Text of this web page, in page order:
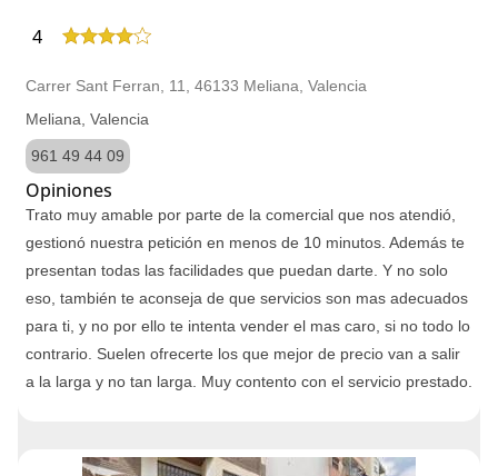
4
Carrer Sant Ferran, 11, 46133 Meliana, Valencia
Meliana, Valencia
961 49 44 09
Opiniones
Trato muy amable por parte de la comercial que nos atendió,
gestionó nuestra petición en menos de 10 minutos. Además te
presentan todas las facilidades que puedan darte. Y no solo
eso, también te aconseja de que servicios son mas adecuados
para ti, y no por ello te intenta vender el mas caro, si no todo lo
contrario. Suelen ofrecerte los que mejor de precio van a salir
a la larga y no tan larga. Muy contento con el servicio prestado.